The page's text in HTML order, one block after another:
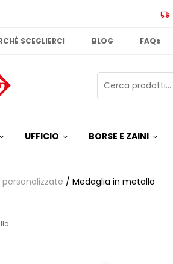
SCEGLIERCI BLOG FAQs
UFFICIO BORSE E ZAINI
/ Medaglia in metallo